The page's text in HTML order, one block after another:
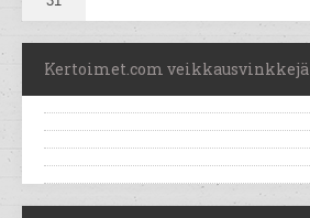
Kertoimet.com veikkausvinkkejä